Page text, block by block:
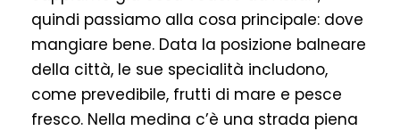
quindi passiamo alla cosa principale: dove
mangiare bene. Data la posizione balneare
della città, le sue specialità includono,
come prevedibile, frutti di mare e pesce
fresco. Nella medina c’è una strada piena